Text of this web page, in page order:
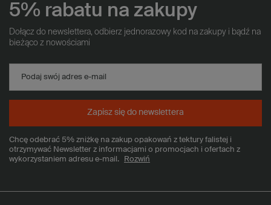
5% rabatu na zakupy
Dołącz do newslettera, odbierz jednorazowy kod na zakupy i bądź na
bieżąco z nowościami
Podaj swój adres e-mail
Chcę odebrać 5% zniżkę na zakup opakowań z tektury falistej i
otrzymywać Newsletter z informacjami o promocjach i ofertach z
wykorzystaniem adresu e-mail.
Rozwiń
Zapisz się do newslettera